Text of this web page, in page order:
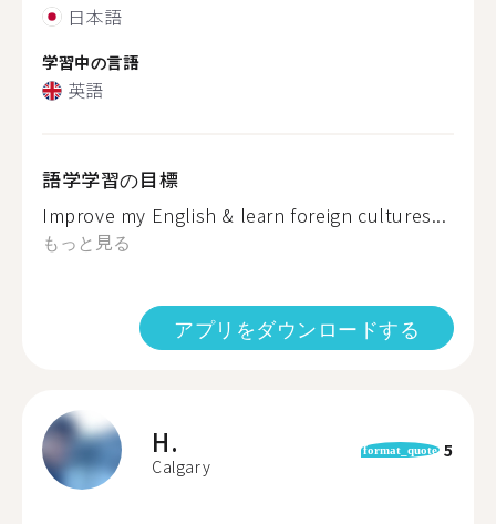
日本語
学習中の言語
英語
語学学習の目標
Improve my English & learn foreign cultures...
もっと見る
アプリをダウンロードする
H.
Calgary
format_quote 5